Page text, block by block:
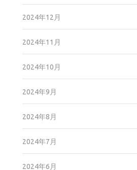
2024年12月
2024年11月
2024年10月
2024年9月
2024年8月
2024年7月
2024年6月